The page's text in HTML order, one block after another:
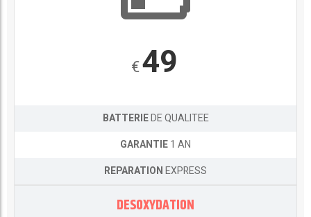
€49
BATTERIEDE QUALITEE
GARANTIE1 AN
REPARATIONEXPRESS
DESOXYDATION